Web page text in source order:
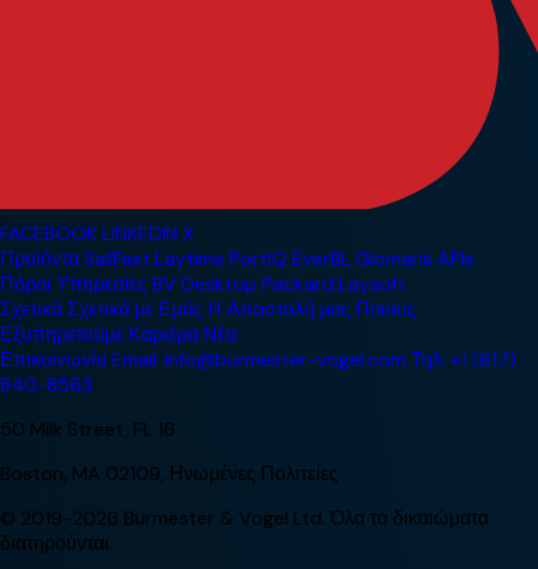
FACEBOOKLINKEDIN X
ΠροϊόνταSailFast Laytime PortIQ EverBLGlomaris APIs
Πόροι Υπηρεσίες BV Desktop Packard Laysoft
ΣχετικάΣχετικά με Εμάς Η Αποστολή μας Ποιους
Εξυπηρετούμε Καριέρα Νέα
ΕπικοινωνίαEmail: info@burmester-vogel.com Τηλ: +1 (617)
840-8563
50 Milk Street, FL 16
Boston, MA 02109, Ηνωμένες Πολιτείες
© 2019-2026 Burmester & Vogel Ltd. Όλα τα δικαιώματα
διατηρούνται.